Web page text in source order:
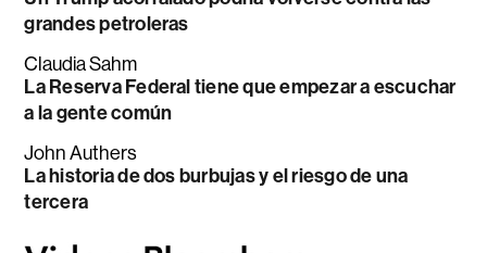
grandes petroleras
Claudia Sahm
La Reserva Federal tiene que empezar a escuchar
a la gente común
John Authers
La historia de dos burbujas y el riesgo de una
tercera